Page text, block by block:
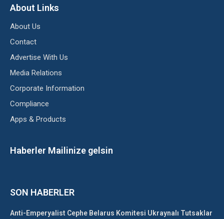
About Links
About Us
Contact
Advertise With Us
Media Relations
Corporate Information
Compliance
Apps & Products
Haberler Mailinize gelsin
SON HABERLER
Anti-Emperyalist Cephe Belarus Komitesi Ukraynalı Tutsaklar